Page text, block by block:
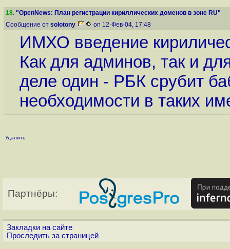
18. "OpenNews: План регистрации кириллических доменов в зоне RU"
Сообщение от solotony on 12-Фев-04, 17:48
ИМХО введение
Как для админов, так и
деле один - РБК срубит
необходимости в таких
Удалить
Партнёры:
Закладки на сайте
Проследить за страницей